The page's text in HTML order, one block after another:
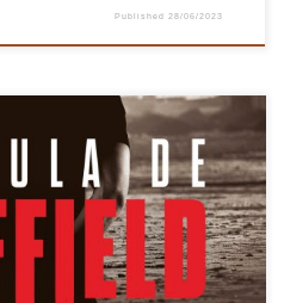
Published 28/06/2023
de Engenharia da UMinho, lançou a 25 de
no Largo do Paço, em Braga, o seu romance de
coube ao comentador televisivo Luís Marques